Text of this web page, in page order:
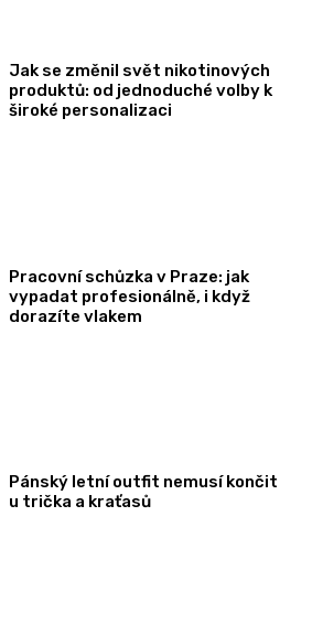
Jak se změnil svět nikotinových
produktů: od jednoduché volby k
široké personalizaci
Pracovní schůzka v Praze: jak
vypadat profesionálně, i když
dorazíte vlakem
Pánský letní outfit nemusí končit
u trička a kraťasů